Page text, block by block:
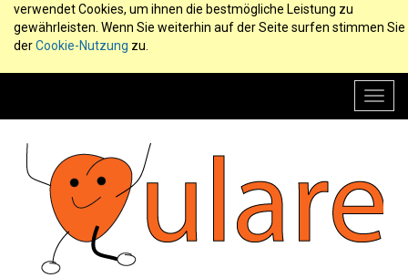
verwendet Cookies, um ihnen die bestmögliche Leistung zu
gewährleisten. Wenn Sie weiterhin auf der Seite surfen stimmen Sie
derCookie-Nutzung zu.